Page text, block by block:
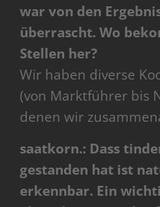
war von den
überrascht. Wo
Stellen her?
Wir haben diverse
(von Marktführer bis
denen wir
saatkorn.: Dass
gestanden hat ist
erkennbar. Ein